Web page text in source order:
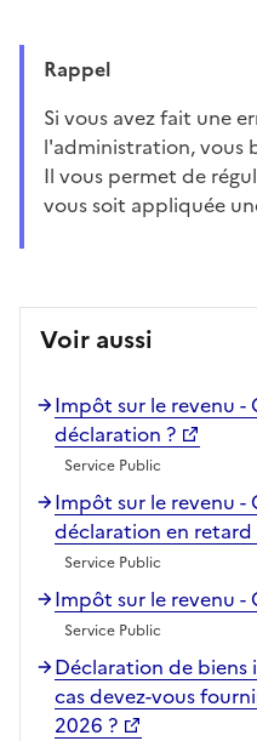
Rappel
Si vous avez fait une erreur dans une déclaration à
l'administration, vous
Il vous permet de
vous soit appliquée
Voir aussi
Impôt sur le revenu
déclaration ?
Service Public
Impôt sur le revenu -
déclaration en retard
Service Public
Impôt sur le revenu -
Service Public
Déclaration de biens
cas devez-vous
2026 ?